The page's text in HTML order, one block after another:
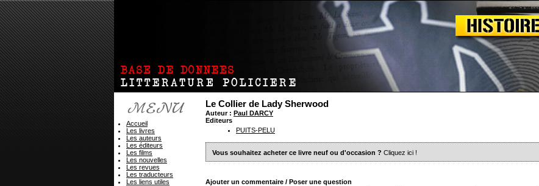
Le Collier de Lady Sherwood
Auteur : Paul DARCY
Editeurs
PUITS-PELU
Vous souhaitez acheter ce livre neuf ou d'occasion ? Cliquez ici !
Ajouter un commentaire / Poser une question
Accueil
Les livres
Les auteurs
Les éditeurs
Les films
Les nouvelles
Les revues
Les traducteurs
Les liens utiles